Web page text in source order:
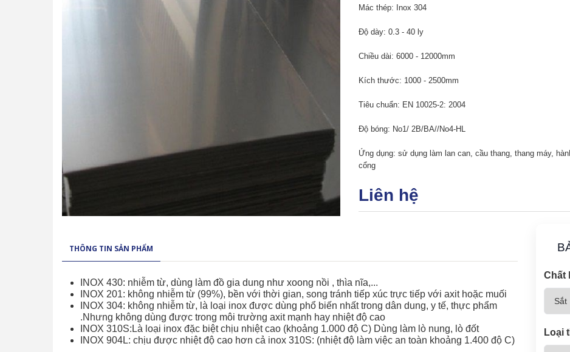
Mác thép: Inox 304
Độ dày: 0.3 - 40 ly
Chiều dài: 6000 - 12000mm
Kích thước: 1000 - 2500mm
Tiêu chuẩn: EN 10025-2: 2004
Độ bóng: No1/ 2B/BA//No4-HL
Ứng dụng: sử dụng làm lan can, cầu thang, thang máy,
cổng
Liên hệ
THÔNG TIN SẢN PHẨM
INOX 430: nhiễm từ, dùng làm đồ gia dung như xoong nồi , thìa nĩa,...
INOX 201: không nhiễm từ (99%), bền với thời gian, song tránh tiếp xúc trực tiếp với axit hoặc muối
INOX 304: không nhiễm từ, là loại inox được dùng phổ biến nhất trong dân dung, y tế, thực phẩm
.Nhưng không dùng được trong môi trường axit mạnh hay nhiệt độ cao
INOX 310S:Là loại inox đặc biệt chịu nhiệt cao (khoảng 1.000 độ C) Dùng làm lò nung, lò đốt
INOX 904L: chịu được nhiệt độ cao hơn cả inox 310S: (nhiệt độ làm việc an toàn khoảng 1.400 độ C)
Chất
Loại